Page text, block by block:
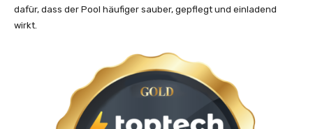
dafür, dass der Pool häufiger sauber, gepflegt und einladend
wirkt.